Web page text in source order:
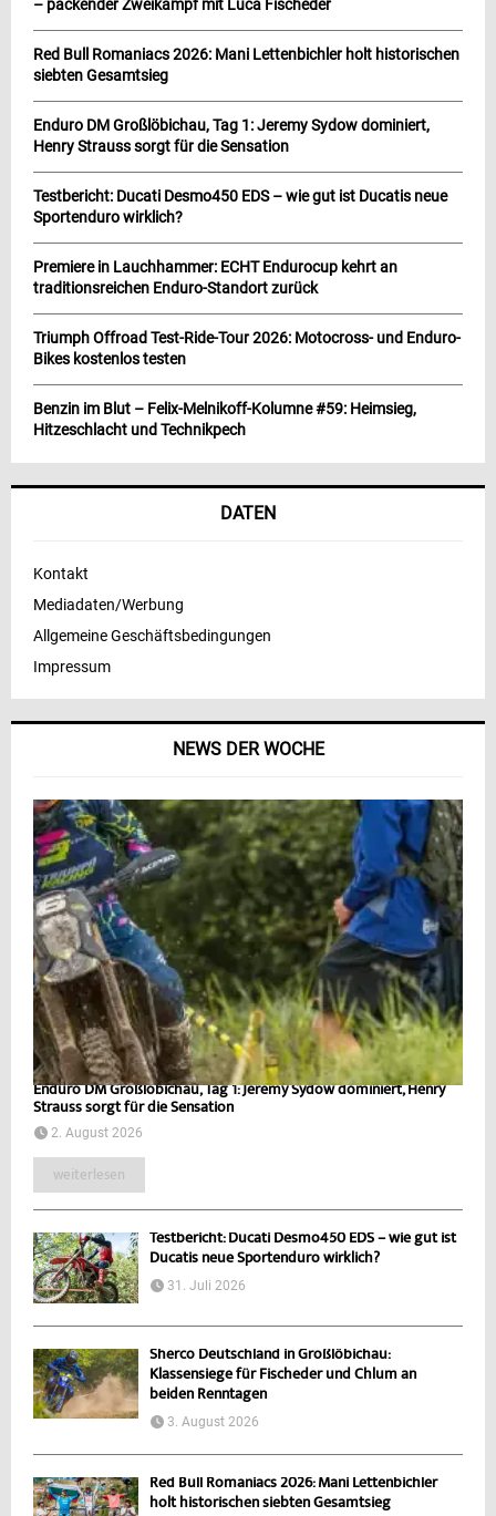
NEWS DER WOCHE
Enduro DM Großlöbichau, Tag 1: Jeremy Sydow dominiert, Henry
Strauss sorgt für die Sensation
2. August 2026
weiterlesen
Testbericht: Ducati Desmo450 EDS – wie gut ist
Ducatis neue Sportenduro wirklich?
31. Juli 2026
Sherco Deutschland in Großlöbichau:
Klassensiege für Fischeder und Chlum an
beiden Renntagen
3. August 2026
Red Bull Romaniacs 2026: Mani Lettenbichler
holt historischen siebten Gesamtsieg
– packender Zweikampf mit Luca Fischeder
Red Bull Romaniacs 2026: Mani Lettenbichler holt historischen
siebten Gesamtsieg
Enduro DM Großlöbichau, Tag 1: Jeremy Sydow dominiert,
Henry Strauss sorgt für die Sensation
Testbericht: Ducati Desmo450 EDS – wie gut ist Ducatis neue
Sportenduro wirklich?
Premiere in Lauchhammer: ECHT Endurocup kehrt an
traditionsreichen Enduro-Standort zurück
Triumph Offroad Test-Ride-Tour 2026: Motocross- und Enduro-
Bikes kostenlos testen
Benzin im Blut – Felix-Melnikoff-Kolumne #59: Heimsieg,
Hitzeschlacht und Technikpech
DATEN
Kontakt
Mediadaten/Werbung
Allgemeine Geschäftsbedingungen
Impressum